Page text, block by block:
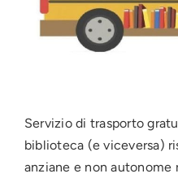
Login
Servizio di trasporto
biblioteca (e viceversa)
anziane e non